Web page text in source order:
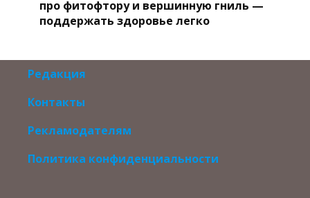
про фитофтору и вершинную гниль —
поддержать здоровье легко
Редакция
Контакты
Рекламодателям
Политика конфиденциальности